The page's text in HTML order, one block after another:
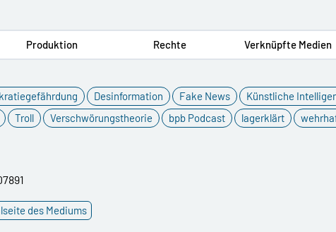
Desinformation Fake News Künstliche
Troll Verschwörungstheorie bpb Podcast lagerklärt
des Mediums
Produktion Rechte Verknüpfte Medien